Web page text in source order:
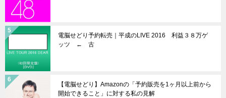
電脳せどり予約転売｜平成のLIVE 2016 利益３８万ゲ
ッツ ← 古
【電脳せどり】Amazonの「予約販売を1ヶ月以上前から
開始できること」に対する私の見解